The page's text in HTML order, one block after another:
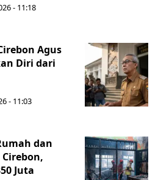
- 11:18
Agus
Diri dari
- 11:03
dan
Juta